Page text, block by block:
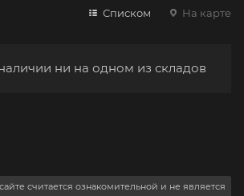
Списком На карте
ни на одном из складов
считается ознакомительной и не является